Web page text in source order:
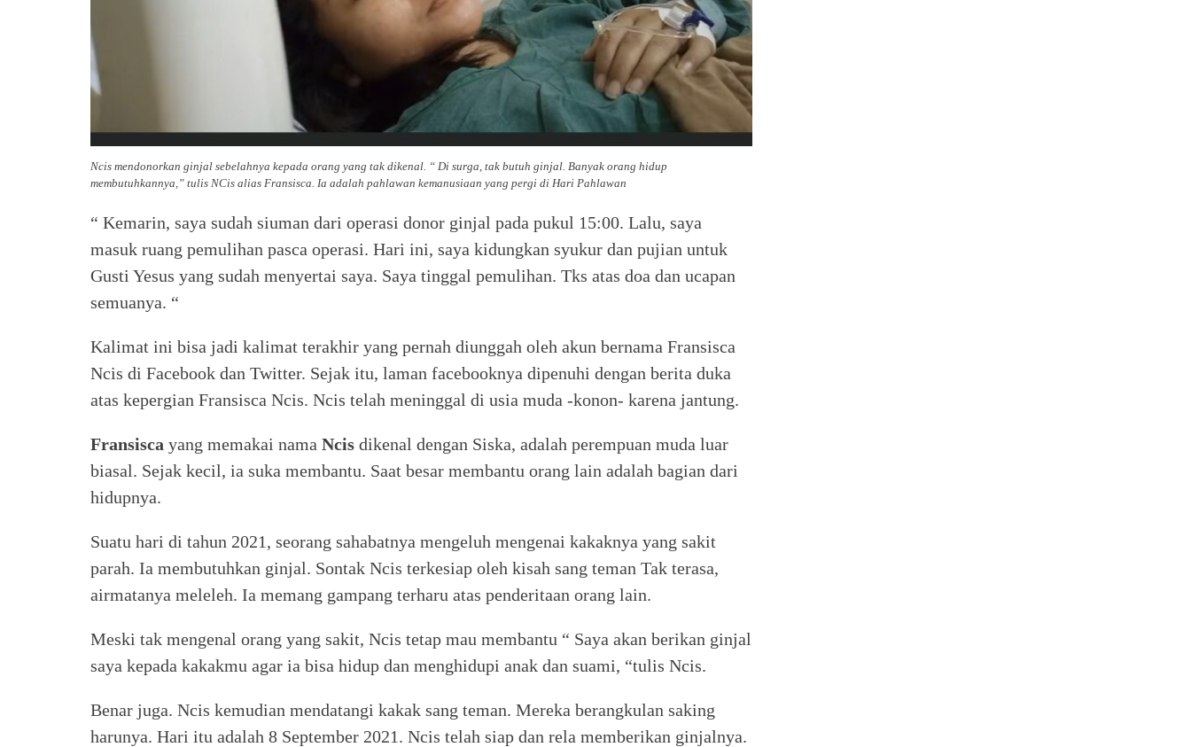
Ncis mendonorkan ginjal sebelahnya kepada orang yang tak dikenal. “ Di surga, tak butuh ginjal. Banyak orang hidup
membutuhkannya,” tulis NCis alias Fransisca. Ia adalah pahlawan kemanusiaan yang pergi di Hari Pahlawan
“ Kemarin, saya sudah siuman dari operasi donor ginjal pada pukul 15:00. Lalu, saya
masuk ruang pemulihan pasca operasi. Hari ini, saya kidungkan syukur dan pujian untuk
Gusti Yesus yang sudah menyertai saya. Saya tinggal pemulihan. Tks atas doa dan ucapan
semuanya. “
Kalimat ini bisa jadi kalimat terakhir yang pernah diunggah oleh akun bernama Fransisca
Ncis di Facebook dan Twitter. Sejak itu, laman facebooknya dipenuhi dengan berita duka
atas kepergian Fransisca Ncis. Ncis telah meninggal di usia muda -konon- karena jantung.
Fransisca yang memakai nama Ncis dikenal dengan Siska, adalah perempuan muda luar
biasal. Sejak kecil, ia suka membantu. Saat besar membantu orang lain adalah bagian dari
hidupnya.
Suatu hari di tahun 2021, seorang sahabatnya mengeluh mengenai kakaknya yang sakit
parah. Ia membutuhkan ginjal. Sontak Ncis terkesiap oleh kisah sang teman Tak terasa,
airmatanya meleleh. Ia memang gampang terharu atas penderitaan orang lain.
Meski tak mengenal orang yang sakit, Ncis tetap mau membantu “ Saya akan berikan ginjal
saya kepada kakakmu agar ia bisa hidup dan menghidupi anak dan suami, “tulis Ncis.
Benar juga. Ncis kemudian mendatangi kakak sang teman. Mereka berangkulan saking
harunya. Hari itu adalah 8 September 2021. Ncis telah siap dan rela memberikan ginjalnya.